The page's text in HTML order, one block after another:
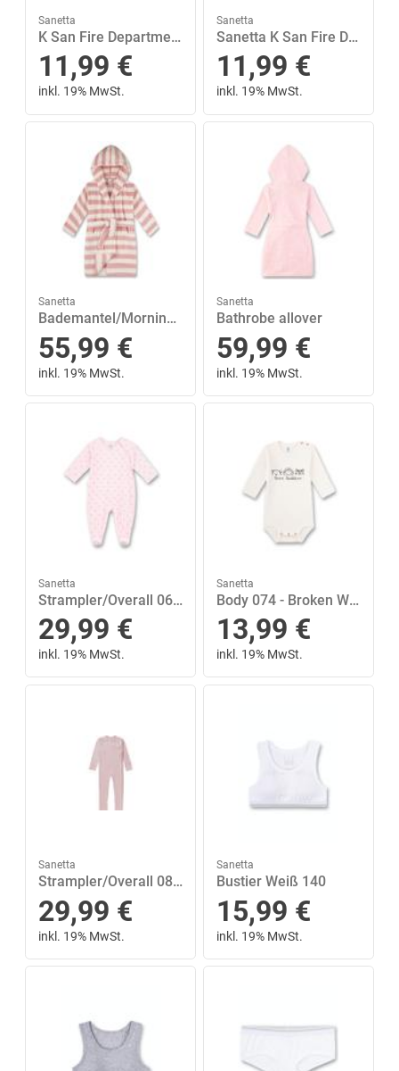
Sanetta
K San Fire Department Shirt cosmos 116
11,99 €
inkl. 19% MwSt.
Sanetta
Sanetta K San Fire Department Shirt cosmos 128
11,99 €
inkl. 19% MwSt.
Sanetta
Bademantel/Morningcoat 128 - Silver Pink
55,99 €
inkl. 19% MwSt.
Sanetta
Bathrobe allover
59,99 €
inkl. 19% MwSt.
Sanetta
Strampler/Overall 068 - Sorbet
29,99 €
inkl. 19% MwSt.
Sanetta
Body 074 - Broken White
13,99 €
inkl. 19% MwSt.
Sanetta
Strampler/Overall 080 - Silver Pink
29,99 €
inkl. 19% MwSt.
Sanetta
Bustier Weiß 140
15,99 €
inkl. 19% MwSt.